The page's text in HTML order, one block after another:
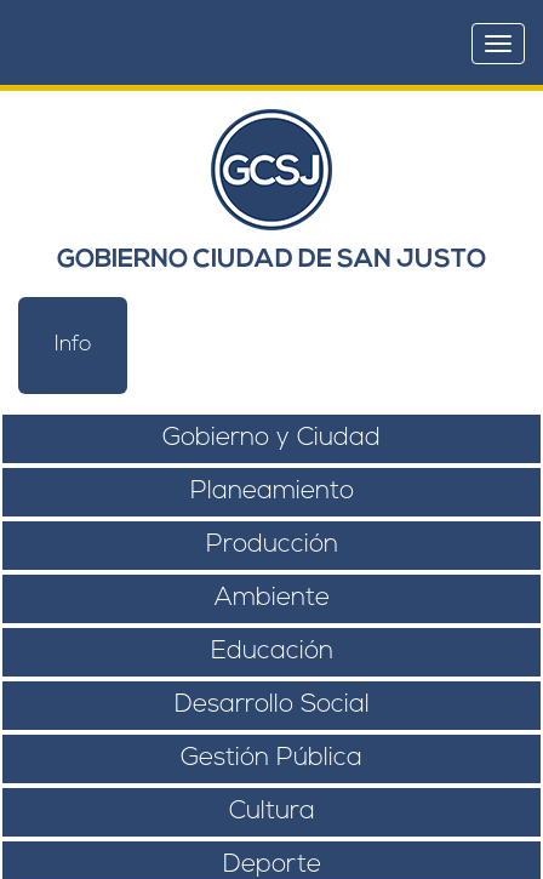
GOBIERNO CIUDAD DE SAN JUSTO
Info
Gobierno y Ciudad
Planeamiento
Producción
Ambiente
Educación
Desarrollo Social
Gestión Pública
Cultura
Deporte